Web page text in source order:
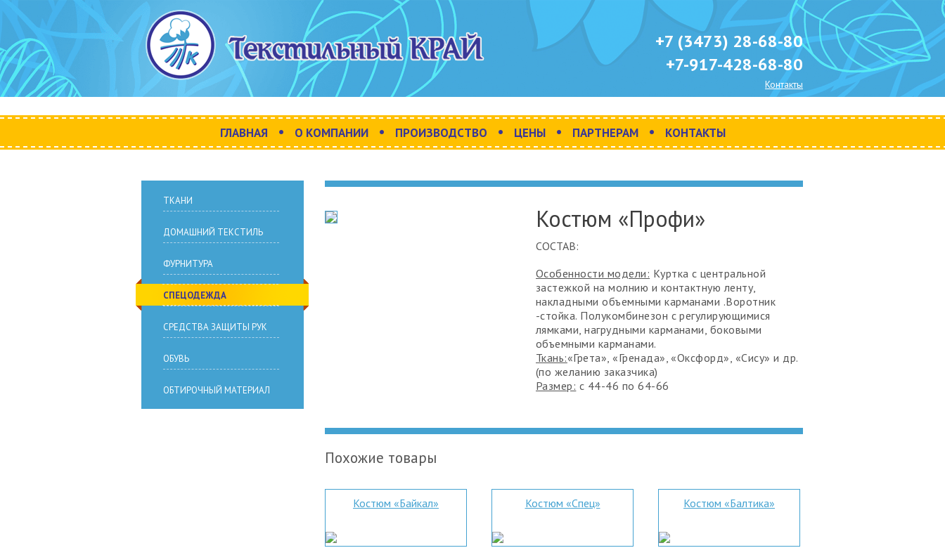
+7 (3473) 28-68-80
+7-917-428-68-80
Контакты
ГЛАВНАЯ • О КОМПАНИИ • ПРОИЗВОДСТВО • ЦЕНЫ • ПАРТНЕРАМ • КОНТАКТЫ
Костюм «Профи»
СОСТАВ:
Особенности модели: Куртка с центральной
застежкой на молнию и контактную ленту,
накладными объемными карманами .Воротник
-стойка. Полукомбинезон с регулирующимися
лямками, нагрудными карманами, боковыми
объемными карманами.
Ткань:«Грета», «Гренада», «Оксфорд», «Сису» и др.
(по желанию заказчика)
Размер: с 44-46 по 64-66
Похожие товары
Костюм «Байкал» Костюм «Спец» Костюм «Балтика»
ТКАНИ
ДОМАШНИЙ ТЕКСТИЛЬ
ФУРНИТУРА
СПЕЦОДЕЖДА
СРЕДСТВА ЗАЩИТЫ РУК
ОБУВЬ
ОБТИРОЧНЫЙ МАТЕРИАЛ